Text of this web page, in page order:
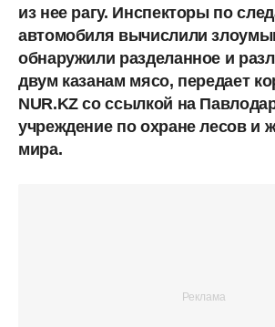
из нее рагу. Инспекторы по
автомобиля вычислили
обнаружили разделанное и
двум казанам мясо, передает
NUR.KZ со ссылкой на
учреждение по охране лесов и
мира.